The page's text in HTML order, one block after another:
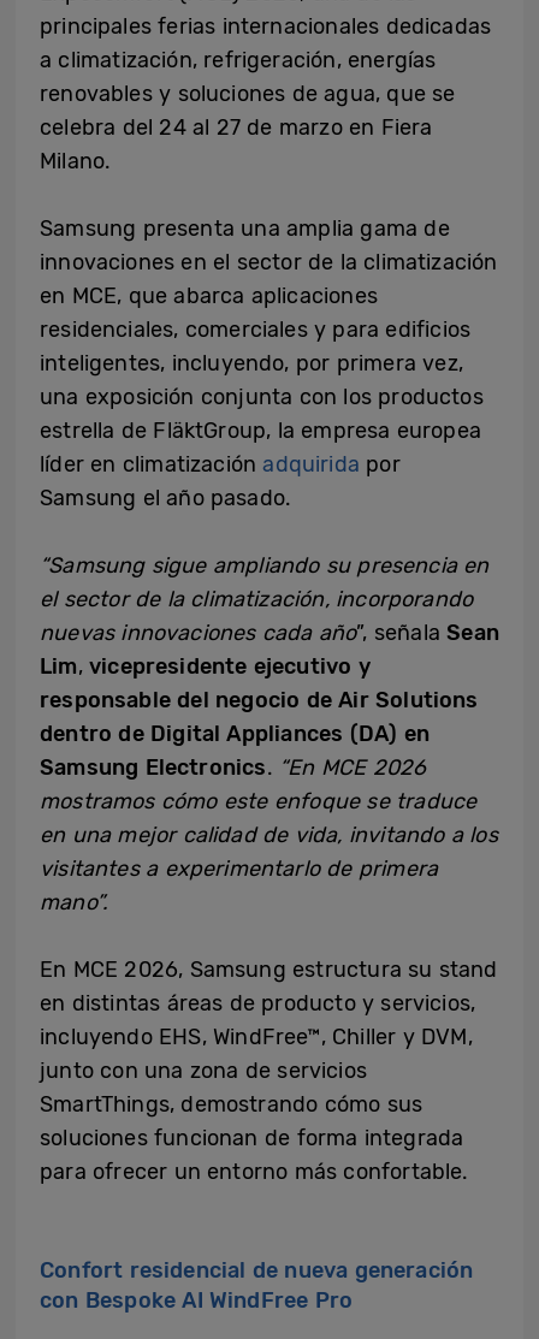
principales ferias internacionales dedicadas
a climatización, refrigeración, energías
renovables y soluciones de agua, que se
celebra del 24 al 27 de marzo en Fiera
Milano.
Samsung presenta una amplia gama de
innovaciones en el sector de la climatización
en MCE, que abarca aplicaciones
residenciales, comerciales y para edificios
inteligentes, incluyendo, por primera vez,
una exposición conjunta con los productos
estrella de FläktGroup, la empresa europea
líder en climatizaciónadquirida por
Samsung el año pasado.
“Samsung sigue ampliando su presencia en
el sector de la climatización, incorporando
nuevas innovaciones cada año”, señalaSean
Lim, vicepresidente ejecutivo y
responsable del negocio de Air Solutions
dentro de Digital Appliances (DA) en
Samsung Electronics. “En MCE 2026
mostramos cómo este enfoque se traduce
en una mejor calidad de vida, invitando a los
visitantes a experimentarlo de primera
mano”.
En MCE 2026, Samsung estructura su stand
en distintas áreas de producto y servicios,
incluyendo EHS, WindFree™, Chiller y DVM,
junto con una zona de servicios
SmartThings, demostrando cómo sus
soluciones funcionan de forma integrada
para ofrecer un entorno más confortable.
Confort residencial de nueva generación
con Bespoke AI WindFree Pro